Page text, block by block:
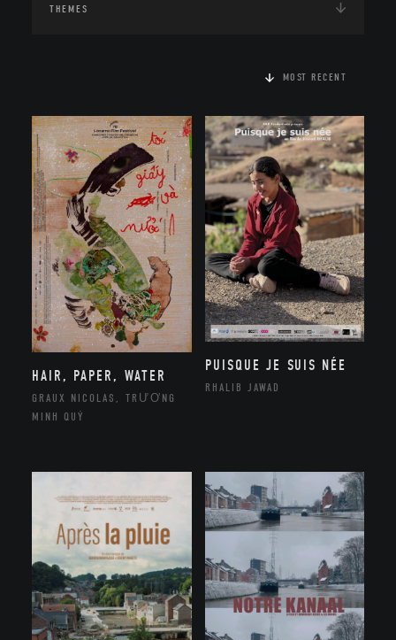
THEMES
MOST RECENT
HAIR, PAPER, WATER
GRAUX NICOLAS, TRƯƠNG
MINH QUÝ
PUISQUE JE SUIS NÉE
RHALIB JAWAD